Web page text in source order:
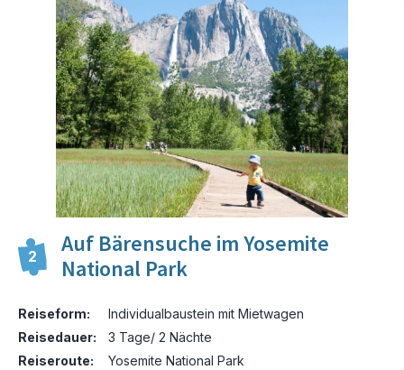
2
Auf Bärensuche im Yosemite
National Park
Reiseform:
Individualbaustein mit Mietwagen
Reisedauer:
3 Tage/ 2 Nächte
Reiseroute:
Yosemite National Park